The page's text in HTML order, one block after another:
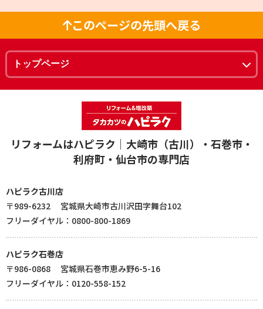
このページの先頭へ戻る
リフォームはハピラク｜大崎市（古川）・石巻市・
利府町・仙台市の専門店
ハピラク古川店
〒989-6232 宮城県大崎市古川沢田字舞台102
フリーダイヤル：0800-800-1869
ハピラク石巻店
〒986-0868 宮城県石巻市恵み野6-5-16
フリーダイヤル：0120-558-152